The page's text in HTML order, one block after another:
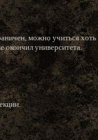
можно учиться хоть
окончил университета.